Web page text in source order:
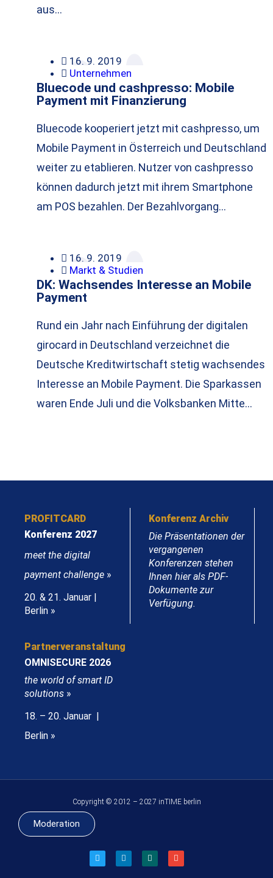
aus…
16. 9. 2019
Unternehmen
Bluecode und cashpresso: Mobile
Payment mit Finanzierung
Bluecode kooperiert jetzt mit cashpresso, um
Mobile Payment in Österreich und Deutschland
weiter zu etablieren. Nutzer von cashpresso
können dadurch jetzt mit ihrem Smartphone
am POS bezahlen. Der Bezahlvorgang…
16. 9. 2019
Markt & Studien
DK: Wachsendes Interesse an Mobile
Payment
Rund ein Jahr nach Einführung der digitalen
girocard in Deutschland verzeichnet die
Deutsche Kreditwirtschaft stetig wachsendes
Interesse an Mobile Payment. Die Sparkassen
waren Ende Juli und die Volksbanken Mitte…
PROFITCARD
Konferenz 2027
meet the digital
payment challenge »
20. & 21. Januar |
Berlin »
Konferenz Archiv
Die Präsentationen der
vergangenen
Konferenzen stehen
Ihnen hier als PDF-
Dokumente zur
Verfügung.
Partnerveranstaltung
OMNISECURE 2026
the world of smart ID
solutions »
18. – 20. Januar |
Berlin »
Copyright © 2012 – 2027 inTIME berlin
Moderation